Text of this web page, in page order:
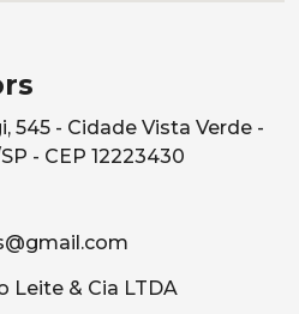
545 - Cidade Vista Verde -
- CEP 12223430
Leite & Cia LTDA